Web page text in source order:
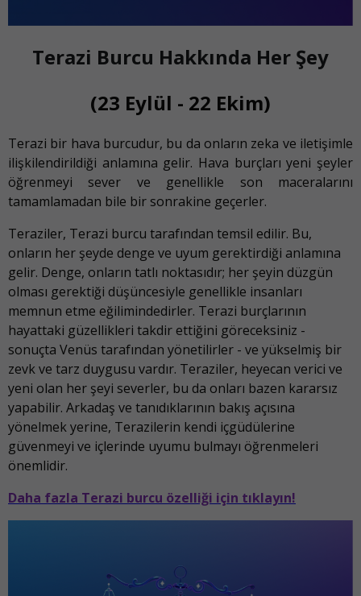
Terazi Burcu Hakkında Her Şey
(23 Eylül - 22 Ekim)
Terazi bir hava burcudur, bu da onların zeka ve iletişimle
ilişkilendirildiği anlamına gelir. Hava burçları yeni şeyler
öğrenmeyi sever ve genellikle son maceralarını
tamamlamadan bile bir sonrakine geçerler.
Teraziler, Terazi burcu tarafından temsil edilir. Bu,
onların her şeyde denge ve uyum gerektirdiği anlamına
gelir. Denge, onların tatlı noktasıdır; her şeyin düzgün
olması gerektiği düşüncesiyle genellikle insanları
memnun etme eğilimindedirler. Terazi burçlarının
hayattaki güzellikleri takdir ettiğini göreceksiniz -
sonuçta Venüs tarafından yönetilirler - ve yükselmiş bir
zevk ve tarz duygusu vardır. Teraziler, heyecan verici ve
yeni olan her şeyi severler, bu da onları bazen kararsız
yapabilir. Arkadaş ve tanıdıklarının bakış açısına
yönelmek yerine, Terazilerin kendi içgüdülerine
güvenmeyi ve içlerinde uyumu bulmayı öğrenmeleri
önemlidir.
Daha fazla Terazi burcu özelliği için tıklayın!